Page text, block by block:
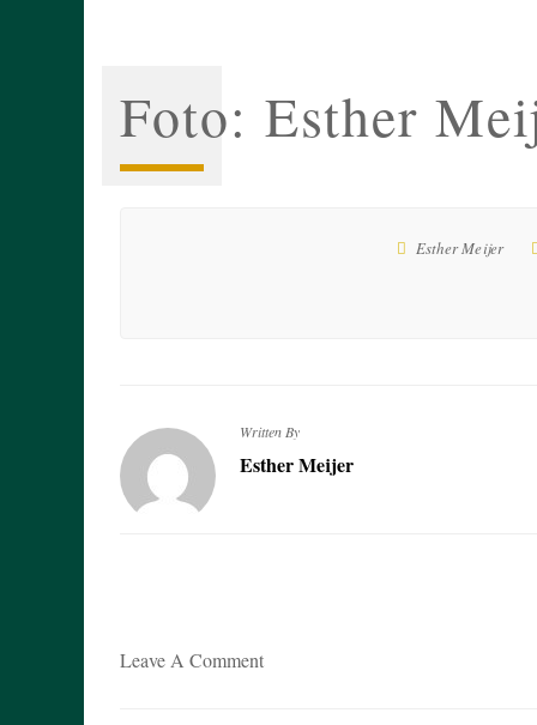
Foto: Esther
Esther Meijer
Written By
Esther Meijer
Leave A Comment